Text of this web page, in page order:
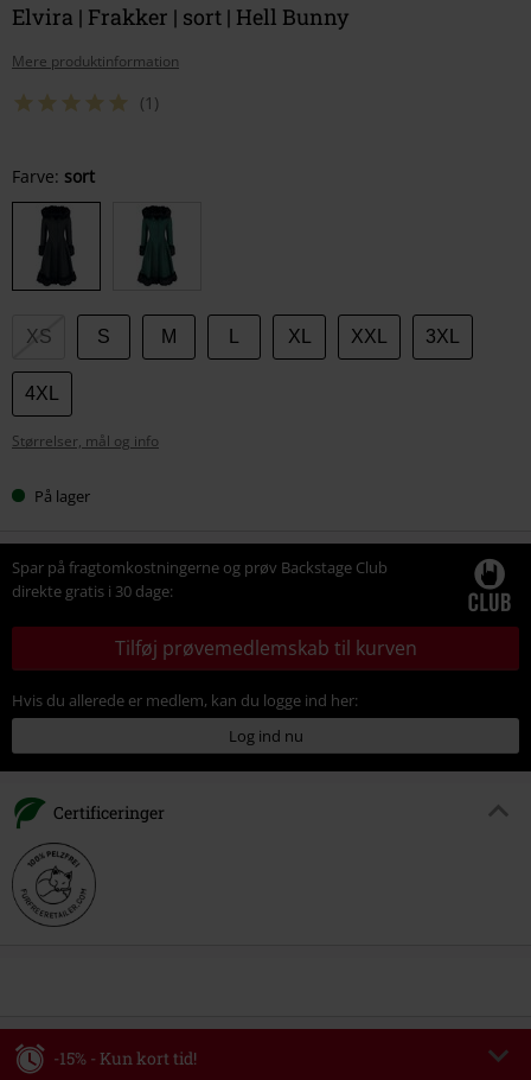
Elvira | Frakker | sort | Hell Bunny
Mere produktinformation
(1)
Vælg
din
størrelse
Farve: sort
XS S M XL XXL 3XL
4XL
Størrelser, mål og info
På lager
Spar på fragtomkostningerne og prøv Backstage Club
direkte gratis i 30 dage:
Tilføj prøvemedlemskab til kurven
Hvis du allerede er medlem, kan du logge ind her:
Log ind nu
Certificeringer
-15% - Kun kort tid!